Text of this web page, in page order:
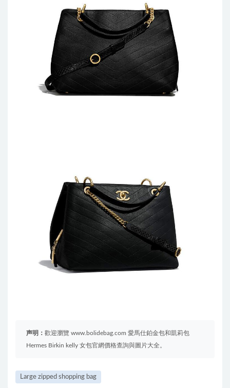
声明： 歡迎瀏覽 www.bolidebag.com 愛馬仕鉑金包和凱莉包
Hermes Birkin kelly 女包官網價格查詢與圖片大全。
Large zipped shopping bag